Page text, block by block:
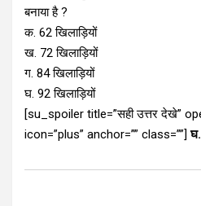
बनाया है ?
क. 62 खिलाड़ियों
ख. 72 खिलाड़ियों
ग. 84 खिलाड़ियों
घ. 92 खिलाड़ियों
[su_spoiler title=”सही उत्तर देखे”
icon=”plus” anchor=”” class=””]